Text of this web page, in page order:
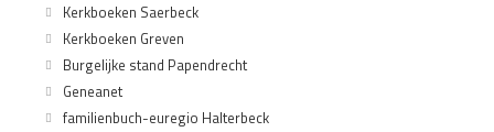
Kerkboeken Saerbeck
Kerkboeken Greven
Burgelijke stand Papendrecht
Geneanet
familienbuch-euregio Halterbeck